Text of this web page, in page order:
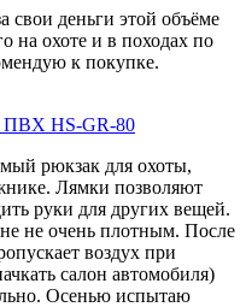
свои деньги этой объёме
на охоте и в походах по
к покупке.
ПВХ HS-GR-80
рюкзак для охоты,
Лямки позволяют
руки для других вещей.
не очень плотным. После
воздух при
салон автомобиля)
Осенью испытаю